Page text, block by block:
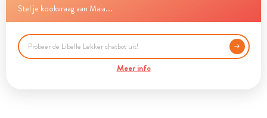
Stel je kookvraag aan Maia...
Meer info